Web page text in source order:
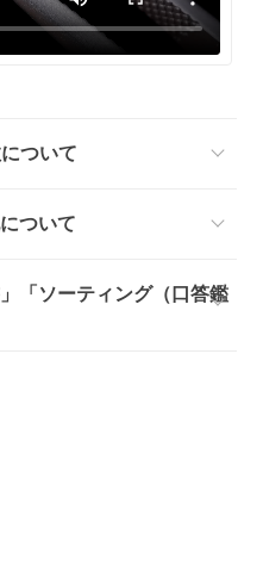
ついて
ついて
「ソーティング（口答鑑